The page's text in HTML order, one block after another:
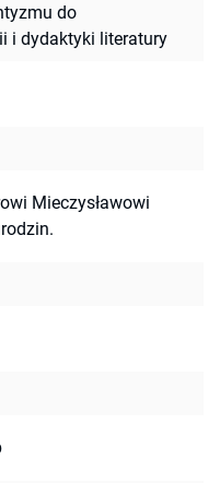
do
i dydaktyki literatury
Mieczysławowi